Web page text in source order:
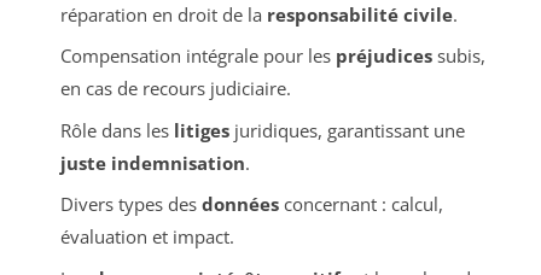
réparation en droit de la responsabilité civile.
Compensation intégrale pour les préjudicessubis,
en cas de recours judiciaire.
Rôle dans les litigesjuridiques, garantissant une
juste indemnisation.
Divers types des donnéesconcernant : calcul,
évaluation et impact.